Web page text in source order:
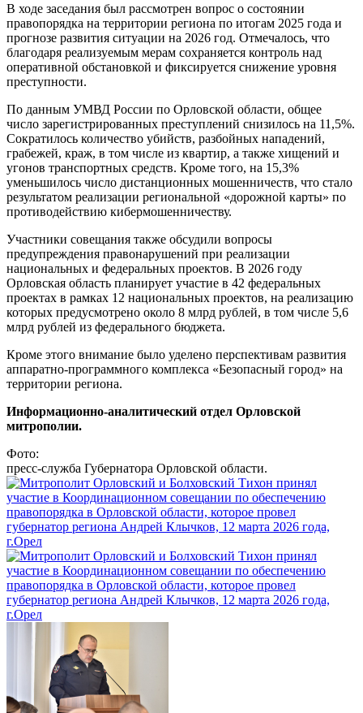
В ходе заседания был рассмотрен вопрос о состоянии
правопорядка на территории региона по итогам 2025 года и
прогнозе развития ситуации на 2026 год. Отмечалось, что
благодаря реализуемым мерам сохраняется контроль над
оперативной обстановкой и фиксируется снижение уровня
преступности.
По данным УМВД России по Орловской области, общее
число зарегистрированных преступлений снизилось на 11,5%.
Сократилось количество убийств, разбойных нападений,
грабежей, краж, в том числе из квартир, а также хищений и
угонов транспортных средств. Кроме того, на 15,3%
уменьшилось число дистанционных мошенничеств, что стало
результатом реализации региональной «дорожной карты» по
противодействию кибермошенничеству.
Участники совещания также обсудили вопросы
предупреждения правонарушений при реализации
национальных и федеральных проектов. В 2026 году
Орловская область планирует участие в 42 федеральных
проектах в рамках 12 национальных проектов, на реализацию
которых предусмотрено около 8 млрд рублей, в том числе 5,6
млрд рублей из федерального бюджета.
Кроме этого внимание было уделено перспективам развития
аппаратно-программного комплекса «Безопасный город» на
территории региона.
Информационно-аналитический отдел Орловской
митрополии.
Фото:
пресс-служба Губернатора Орловской области.